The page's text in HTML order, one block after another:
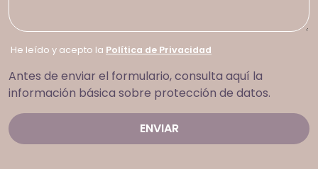
He leído y acepto la Política de Privacidad
Antes de enviar el formulario, consulta aquí la
información básica sobre protección de datos.